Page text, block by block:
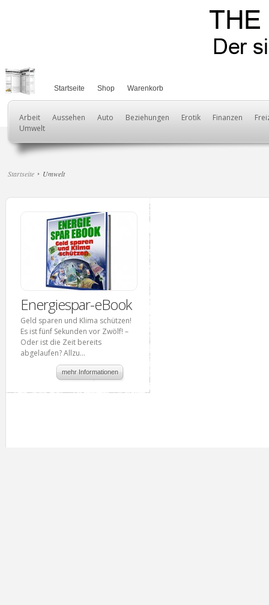
Startseite Shop Warenkorb
Arbeit Aussehen Auto Beziehungen Erotik Finanzen
Umwelt
Startseite Umwelt
Energiespar-eBook
Geld sparen und Klima schützen!
Es ist fünf Sekunden vor Zwölf! –
Oder ist die Zeit bereits
abgelaufen? Allzu...
mehr Informationen